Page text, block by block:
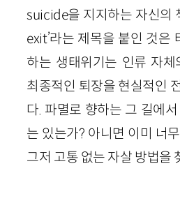
suicide을 지지하는 자신의
exit’라는 제목을 붙인 것은
하는 생태위기는 인류 자체
최종적인 퇴장을 현실적인
다. 파멸로 향하는 그 길에
는 있는가? 아니면 이미 너
그저 고통 없는 자살 방법을